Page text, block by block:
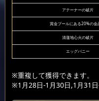
アテーナーの破片
賞金プールにある20%の金
清蓮地心火の破片
エッグバニー
※重複して獲得できます。
※1月28日-1月30日,1月31日-